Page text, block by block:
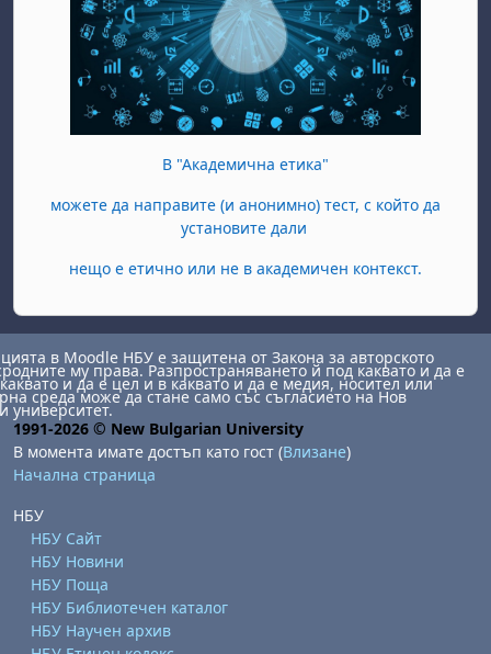
В "Академична етика"
можете да направите (и анонимно) тест, с който да
установите дали
нещо е етично или не в академичен контекст.
в Moodle НБУ е защитена от Закона за авторското
му права. Разпространяването й под каквато и да е
и да е цел и в каквато и да е медия, носител или
среда може да стане само със съгласието на Нов
университет.
1991-2026 © New Bulgarian University
В момента имате достъп като гост (Влизане)
Начална страница
НБУ
НБУ Сайт
НБУ Новини
НБУ Поща
НБУ Библиотечен каталог
НБУ Научен архив